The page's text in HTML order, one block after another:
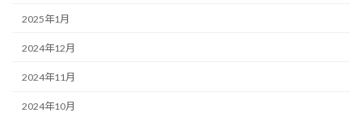
2025年1月
2024年12月
2024年11月
2024年10月